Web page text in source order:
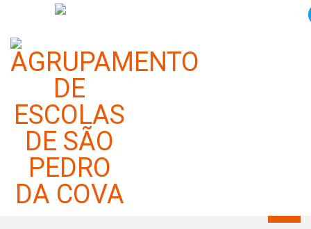
Visita de Estudo (Gráfica da
Porto Editora): EB1 Belo
Horizonte